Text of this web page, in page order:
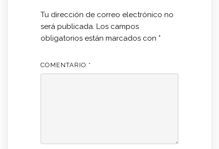
Tu dirección de correo electrónico no
será publicada. Los campos
obligatorios están marcados con *
COMENTARIO *